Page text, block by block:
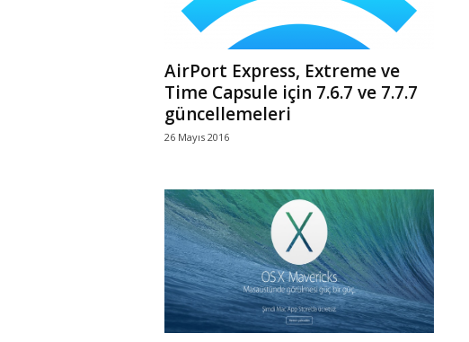
AirPort Express, Extreme ve
Time Capsule için 7.6.7 ve 7.7.7
güncellemeleri
26 Mayıs 2016